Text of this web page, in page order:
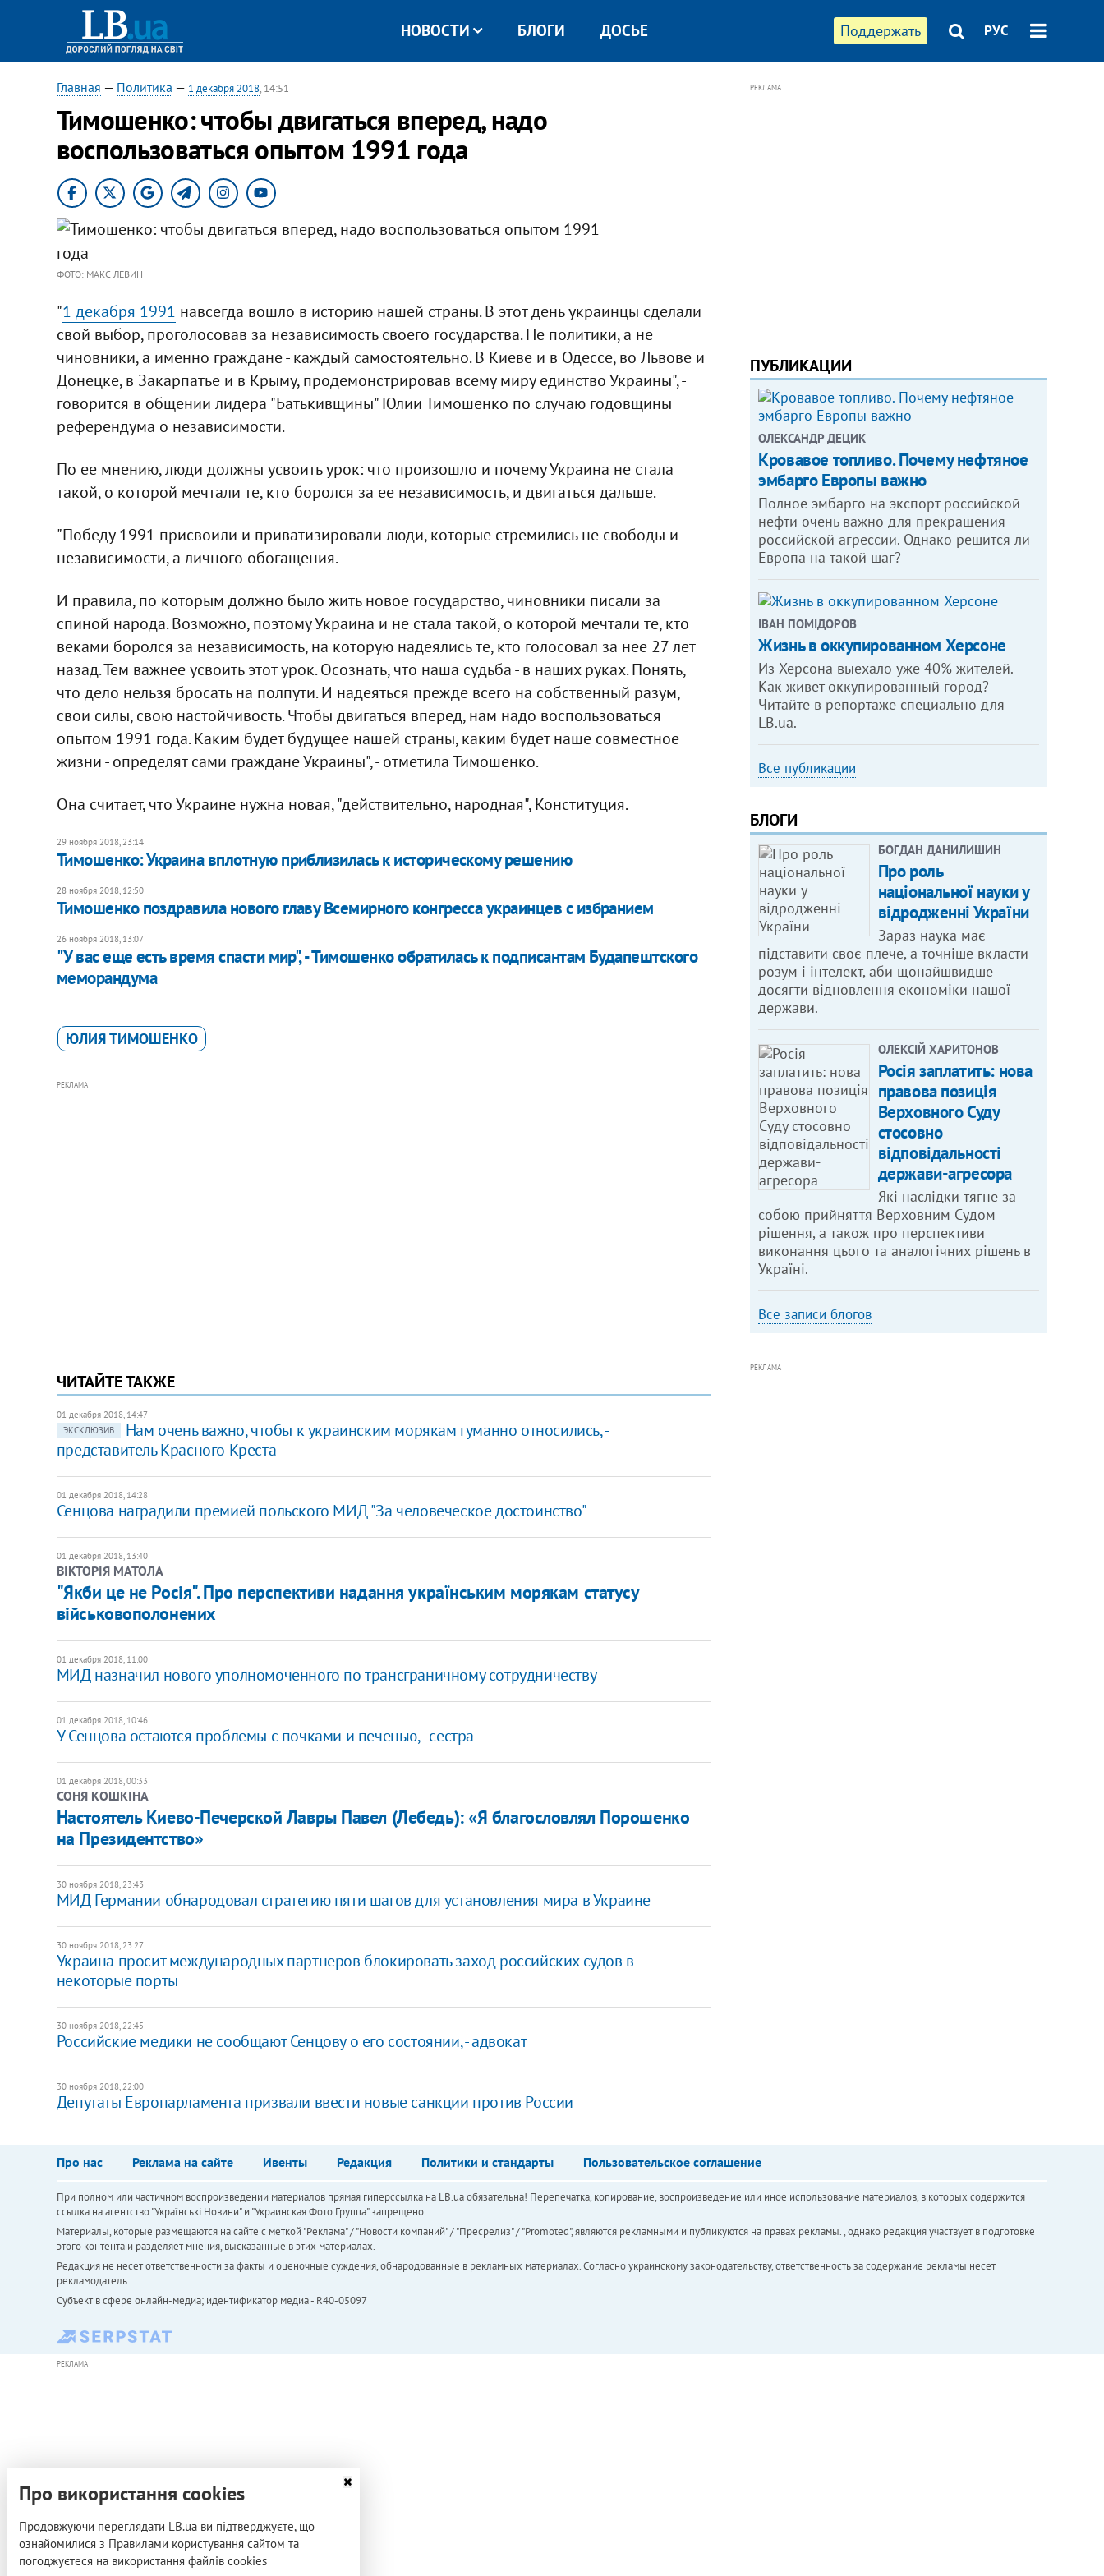
Поддержать РУС
НОВОСТИ БЛОГИ ДОСЬЕ
Главная — Политика — 1 декабря 2018, 14:51
Тимошенко: чтобы двигаться вперед, надо
воспользоваться опытом 1991 года
ФОТО: МАКС ЛЕВИН
"1 декабря 1991 навсегда вошло в историю нашей страны. В этот день украинцы сделали
свой выбор, проголосовав за независимость своего государства. Не политики, а не
чиновники, а именно граждане - каждый самостоятельно. В Киеве и в Одессе, во Львове и
Донецке, в Закарпатье и в Крыму, продемонстрировав всему миру единство Украины", -
говорится в общении лидера "Батькивщины" Юлии Тимошенко по случаю годовщины
референдума о независимости.
По ее мнению, люди должны усвоить урок: что произошло и почему Украина не стала
такой, о которой мечтали те, кто боролся за ее независимость, и двигаться дальше.
"Победу 1991 присвоили и приватизировали люди, которые стремились не свободы и
независимости, а личного обогащения.
И правила, по которым должно было жить новое государство, чиновники писали за
спиной народа. Возможно, поэтому Украина и не стала такой, о которой мечтали те, кто
веками боролся за независимость, на которую надеялись те, кто голосовал за нее 27 лет
назад. Тем важнее усвоить этот урок. Осознать, что наша судьба - в наших руках. Понять,
что дело нельзя бросать на полпути. И надеяться прежде всего на собственный разум,
свои силы, свою настойчивость. Чтобы двигаться вперед, нам надо воспользоваться
опытом 1991 года. Каким будет будущее нашей страны, каким будет наше совместное
жизни - определят сами граждане Украины", - отметила Тимошенко.
Она считает, что Украине нужна новая, "действительно, народная", Конституция.
29 ноября 2018, 23:14
Тимошенко: Украина вплотную приблизилась к историческому решению
28 ноября 2018, 12:50
Тимошенко поздравила нового главу Всемирного конгресса украинцев с избранием
26 ноября 2018, 13:07
"У вас еще есть время спасти мир", - Тимошенко обратилась к подписантам Будапештского
меморандума
ЮЛИЯ ТИМОШЕНКО
РЕКЛАМА
ЧИТАЙТЕ ТАКЖЕ
01 декабря 2018, 14:47
ЭКСКЛЮЗИВ
Нам очень важно, чтобы к украинским морякам гуманно относились, -
представитель Красного Креста
01 декабря 2018, 14:28
Сенцова наградили премией польского МИД "За человеческое достоинство"
01 декабря 2018, 13:40
ВІКТОРІЯ МАТОЛА
"Якби це не Росія". Про перспективи надання українським морякам статусу
військовополонених
01 декабря 2018, 11:00
МИД назначил нового уполномоченного по трансграничному сотрудничеству
01 декабря 2018, 10:46
У Сенцова остаются проблемы с почками и печенью, - сестра
01 декабря 2018, 00:33
СОНЯ КОШКІНА
Настоятель Киево-Печерской Лавры Павел (Лебедь): «Я благословлял Порошенко
на Президентство»
30 ноября 2018, 23:43
МИД Германии обнародовал стратегию пяти шагов для установления мира в Украине
30 ноября 2018, 23:27
Украина просит международных партнеров блокировать заход российских судов в
некоторые порты
30 ноября 2018, 22:45
Российские медики не сообщают Сенцову о его состоянии, - адвокат
30 ноября 2018, 22:00
Депутаты Европарламента призвали ввести новые санкции против России
РЕКЛАМА
ПУБЛИКАЦИИ
ОЛЕКСАНДР ДЕЦИК
Кровавое топливо. Почему нефтяное
эмбарго Европы важно
Полное эмбарго на экспорт российской
нефти очень важно для прекращения
российской агрессии. Однако решится ли
Европа на такой шаг?
ІВАН ПОМІДОРОВ
Жизнь в оккупированном Херсоне
Из Херсона выехало уже 40% жителей.
Как живет оккупированный город?
Читайте в репортаже специально для
LB.ua.
Все публикации
БЛОГИ
БОГДАН ДАНИЛИШИН
Про роль
національної науки у
відродженні України
Зараз наука має
підставити своє плече, а точніше вкласти
розум і інтелект, аби щонайшвидше
досягти відновлення економіки нашої
держави.
ОЛЕКСІЙ ХАРИТОНОВ
Росія заплатить: нова
правова позиція
Верховного Суду
стосовно
відповідальності
держави-агресора
Які наслідки тягне за
собою прийняття Верховним Судом
рішення, а також про перспективи
виконання цього та аналогічних рішень в
Україні.
Все записи блогов
РЕКЛАМА
Про нас Реклама на сайте Ивенты Редакция Политики и стандарты Пользовательское соглашение
При полном или частичном воспроизведении материалов прямая гиперссылка на LB.ua обязательна! Перепечатка, копирование, воспроизведение или иное использование материалов, в которых содержится
ссылка на агентство "Українськi Новини" и "Украинская Фото Группа" запрещено.
Материалы, которые размещаются на сайте с меткой "Реклама" / "Новости компаний" / "Пресрелиз" / "Promoted", являются рекламными и публикуются на правах рекламы. , однако редакция участвует в подготовке
этого контента и разделяет мнения, высказанные в этих материалах.
Редакция не несет ответственности за факты и оценочные суждения, обнародованные в рекламных материалах. Согласно украинскому законодательству, ответственность за содержание рекламы несет
рекламодатель.
Субъект в сфере онлайн-медиа; идентификатор медиа - R40-05097
РЕКЛАМА
Про використання cookies
Продовжуючи переглядати LB.ua ви підтверджуєте, що
ознайомилися з Правилами користування сайтом та
погоджуєтеся на використання файлів cookies